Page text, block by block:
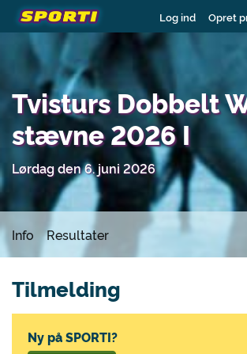
Log ind Opret
Tvisturs Dobbelt
stævne 2026 I
Lørdag den 6. juni 2026
Info Resultater
Tilmelding
Ny på SPORTI?